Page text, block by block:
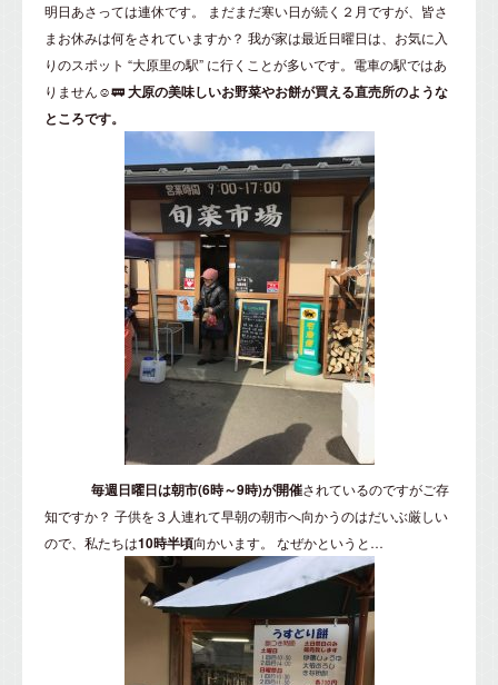
明日あさっては連休です。 まだまだ寒い日が続く２月ですが、皆さ
まお休みは何をされていますか？ 我が家は最近日曜日は、お気に入
りのスポット “大原里の駅” に行くことが多いです。電車の駅ではあ
りません☺🚃大原の美味しいお野菜やお餅が買える直売所のような
ところです。
毎週日曜日は朝市(6時～9時)が開催されているのですがご存
知ですか？ 子供を３人連れて早朝の朝市へ向かうのはだいぶ厳しい
ので、私たちは10時半頃向かいます。 なぜかというと…